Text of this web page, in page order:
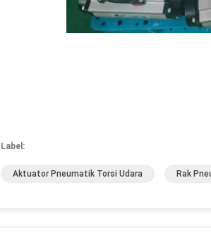
Label:
Aktuator Pneumatik Torsi Udara Rak